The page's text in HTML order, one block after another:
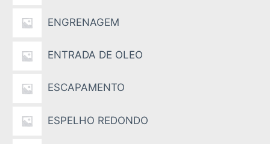
ENGRENAGEM
ENTRADA DE OLEO
ESCAPAMENTO
ESPELHO REDONDO